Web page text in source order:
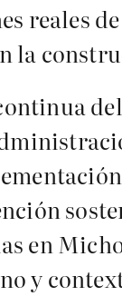
reales
la
en
y